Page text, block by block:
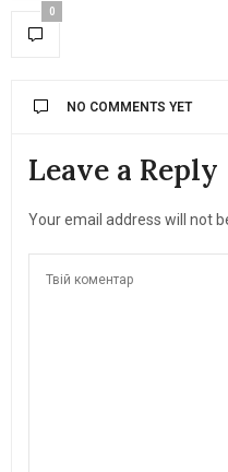
0
NO COMMENTS YET
Leave a Reply
Your email address will not